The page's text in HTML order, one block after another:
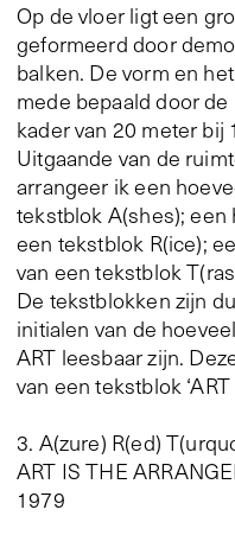
Op de vloer ligt een
geformeerd door
balken. De vorm en
mede bepaald door
kader van 20 meter bij
Uitgaande van de
arrangeer ik een
tekstblok A(shes); een
een tekstblok R(ice);
van een tekstblok
De tekstblokken zijn
initialen van de
ART leesbaar zijn.
van een tekstblok
3. A(zure) R(ed)
ART IS THE
1979